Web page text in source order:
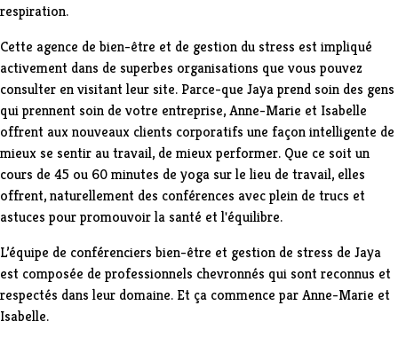
respiration.
Cette agence de bien-être et de gestion du stress est impliqué
activement dans de superbes organisations que vous pouvez
consulter en visitant leur site. Parce-que Jaya prend soin des gens
qui prennent soin de votre entreprise, Anne-Marie et Isabelle
offrent aux nouveaux clients corporatifs une façon intelligente de
mieux se sentir au travail, de mieux performer. Que ce soit un
cours de 45 ou 60 minutes de yoga sur le lieu de travail, elles
offrent, naturellement des conférences avec plein de trucs et
astuces pour promouvoir la santé et l'équilibre.
L’équipe de conférenciers bien-être et gestion de stress de Jaya
est composée de professionnels chevronnés qui sont reconnus et
respectés dans leur domaine. Et ça commence par Anne-Marie et
Isabelle.